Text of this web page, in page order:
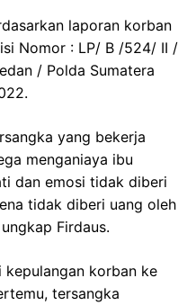
laporan korban
Nomor : LP/ B /524/ II /
/ Polda Sumatera
yang bekerja
menganiaya ibu
dan emosi tidak diberi
tidak diberi uang oleh
Firdaus.
korban ke
tersangka